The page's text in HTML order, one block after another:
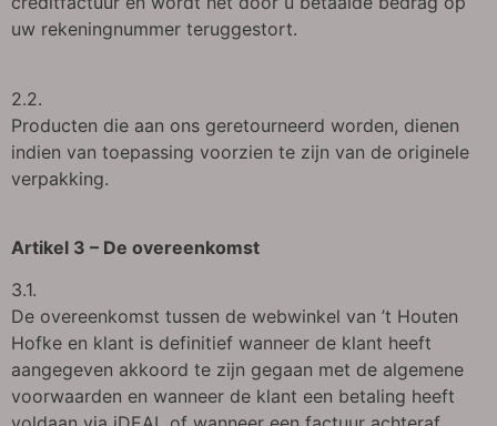
uw rekeningnummer teruggestort.
2.2.
Producten die aan ons geretourneerd worden, dienen
indien van toepassing voorzien te zijn van de originele
verpakking.
Artikel 3 – De overeenkomst
3.1.
De overeenkomst tussen de webwinkel van ’t Houten
Hofke en klant is definitief wanneer de klant heeft
aangegeven akkoord te zijn gegaan met de algemene
voorwaarden en wanneer de klant een betaling heeft